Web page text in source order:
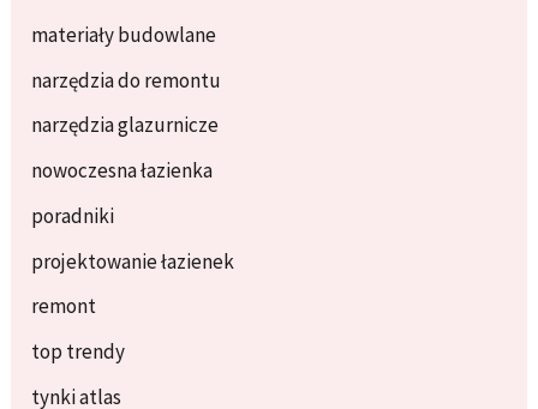
materiały budowlane
narzędzia do remontu
narzędzia glazurnicze
nowoczesna łazienka
poradniki
projektowanie łazienek
remont
top trendy
tynki atlas